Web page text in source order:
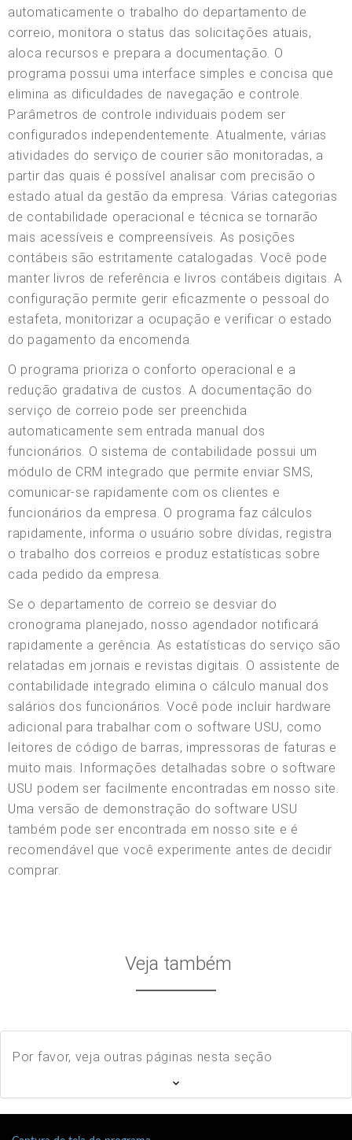
automaticamente o trabalho do departamento de
correio, monitora o status das solicitações atuais,
aloca recursos e prepara a documentação. O
programa possui uma interface simples e concisa que
elimina as dificuldades de navegação e controle.
Parâmetros de controle individuais podem ser
configurados independentemente. Atualmente, várias
atividades do serviço de courier são monitoradas, a
partir das quais é possível analisar com precisão o
estado atual da gestão da empresa. Várias categorias
de contabilidade operacional e técnica se tornarão
mais acessíveis e compreensíveis. As posições
contábeis são estritamente catalogadas. Você pode
manter livros de referência e livros contábeis digitais. A
configuração permite gerir eficazmente o pessoal do
estafeta, monitorizar a ocupação e verificar o estado
do pagamento da encomenda.
O programa prioriza o conforto operacional e a
redução gradativa de custos. A documentação do
serviço de correio pode ser preenchida
automaticamente sem entrada manual dos
funcionários. O sistema de contabilidade possui um
módulo de CRM integrado que permite enviar SMS,
comunicar-se rapidamente com os clientes e
funcionários da empresa. O programa faz cálculos
rapidamente, informa o usuário sobre dívidas, registra
o trabalho dos correios e produz estatísticas sobre
cada pedido da empresa.
Se o departamento de correio se desviar do
cronograma planejado, nosso agendador notificará
rapidamente a gerência. As estatísticas do serviço são
relatadas em jornais e revistas digitais. O assistente de
contabilidade integrado elimina o cálculo manual dos
salários dos funcionários. Você pode incluir hardware
adicional para trabalhar com o software USU, como
leitores de código de barras, impressoras de faturas e
muito mais. Informações detalhadas sobre o software
USU podem ser facilmente encontradas em nosso site.
Uma versão de demonstração do software USU
também pode ser encontrada em nosso site e é
recomendável que você experimente antes de decidir
comprar.
Veja também
Por favor, veja outras páginas nesta seção